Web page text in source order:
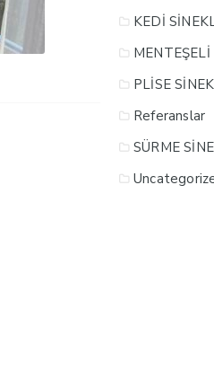
KEDİ
PLİSE
Referanslar
SÜRME